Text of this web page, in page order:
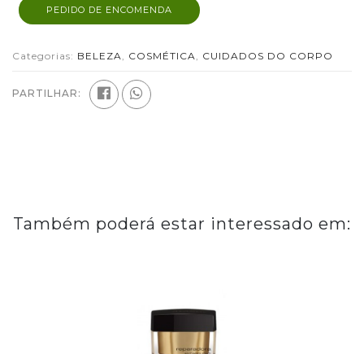
PEDIDO DE ENCOMENDA
Categorias: BELEZA COSMÉTICA CUIDADOS DO CORPO
PARTILHAR:
Também poderá estar interessado em: